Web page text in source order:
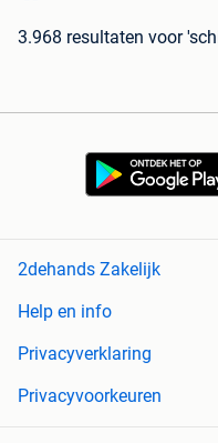
3.968 resultaten voor
2dehands Zakelijk
Help en info
Privacyverklaring
Privacyvoorkeuren